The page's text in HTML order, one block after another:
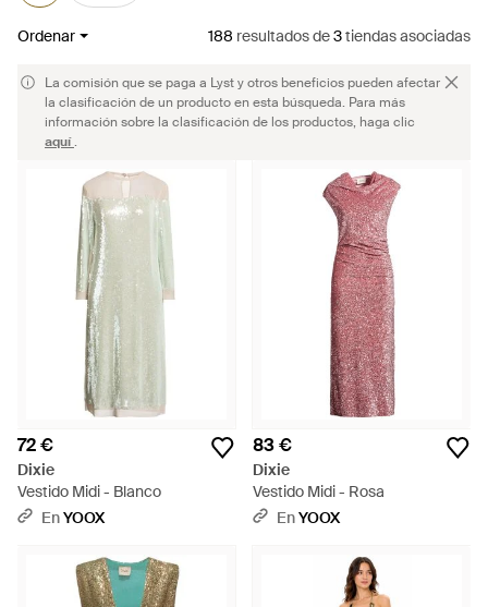
Ordenar 188 resultadosde3tiendas asociadas
La comisión que se paga a Lyst y otros beneficios pueden afectar
la clasificación de un producto en esta búsqueda. Para más
información sobre la clasificación de los productos, haga clic
aquí.
72 €
Dixie
Vestido Midi - Blanco
EnYOOX
83 €
Dixie
Vestido Midi - Rosa
EnYOOX